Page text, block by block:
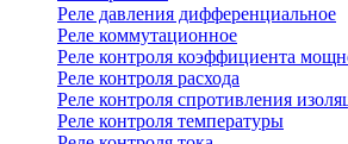
Реле давления дифференциальное
Реле коммутационное
Реле контроля коэффициента
Реле контроля расхода
Реле контроля спротивления
Реле контроля температуры